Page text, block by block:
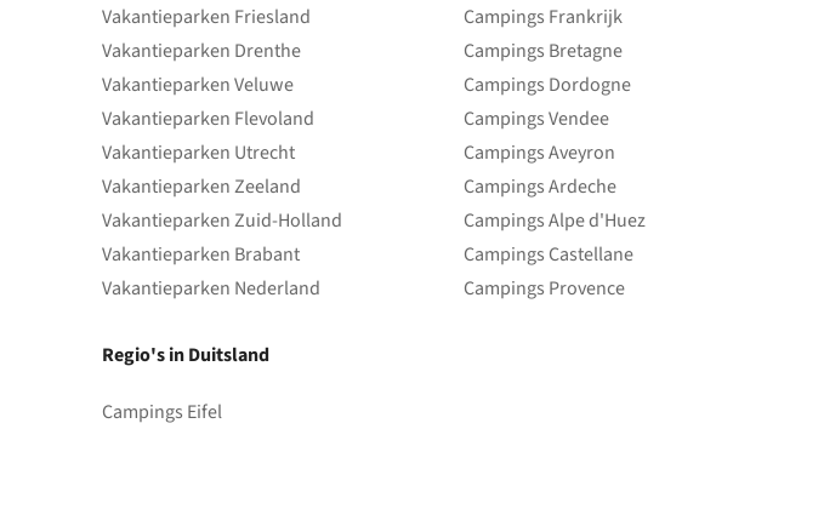
Vakantieparken Friesland
Vakantieparken Drenthe
Vakantieparken Veluwe
Vakantieparken Flevoland
Vakantieparken Utrecht
Vakantieparken Zeeland
Vakantieparken Zuid-Holland
Vakantieparken Brabant
Vakantieparken Nederland
Regio's in Duitsland
Campings Eifel
Campings Frankrijk
Campings Bretagne
Campings Dordogne
Campings Vendee
Campings Aveyron
Campings Ardeche
Campings Alpe d'Huez
Campings Castellane
Campings Provence